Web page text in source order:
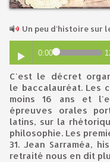
Un peu d'histoire sur
0:00
C'est le décret organique du 17 mars 1808 qui crée
le baccalauréat. Les
moins 16 ans et
épreuves orales
latins, sur la
philosophie. Les
31. Jean Sarraméa,
retraité nous en dit